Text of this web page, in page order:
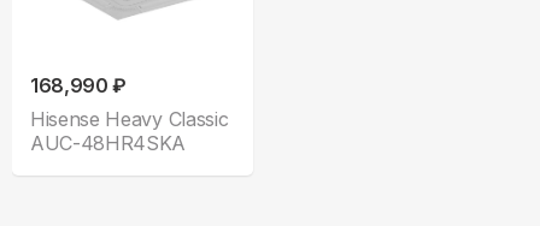
168,990 ₽
Hisense Heavy Classic
AUC-48HR4SKA